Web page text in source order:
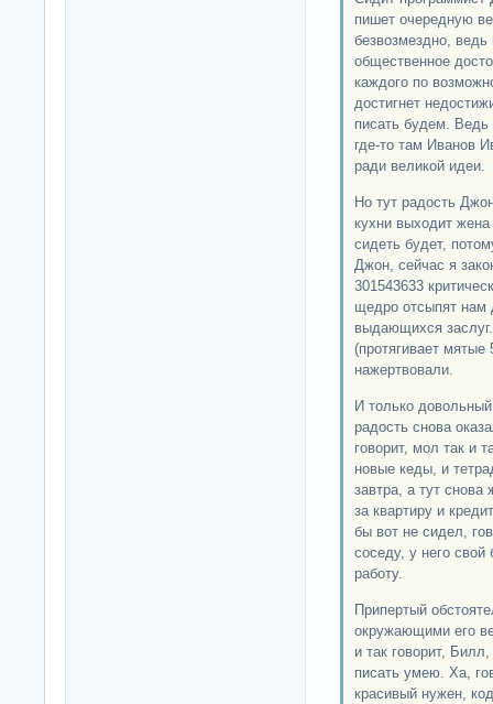
пишет очередную
безвозмездно,
общественное
каждого по
достигнет
писать будем. Ведь
где-то там Иванов
ради великой идеи.
Но тут радость
кухни выходит
сидеть будет,
Джон, сейчас я
301543633
щедро отсыпят нам
выдающихся
(протягивает
нажертвовали.
И только
радость снова
говорит, мол так и
новые кеды, и
завтра, а тут снова
за квартиру и
бы вот не сидел,
соседу, у него свой
работу.
Припертый
окружающими его
и так говорит,
писать умею. Ха,
красивый нужен,